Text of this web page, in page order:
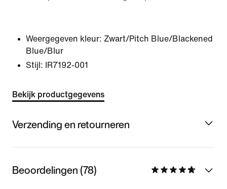
Weergegeven kleur: Zwart/Pitch Blue/Blackened
Blue/Blur
Stijl:
IR7192-001
Bekijk productgegevens
Verzending en retourneren
Beoordelingen (78)